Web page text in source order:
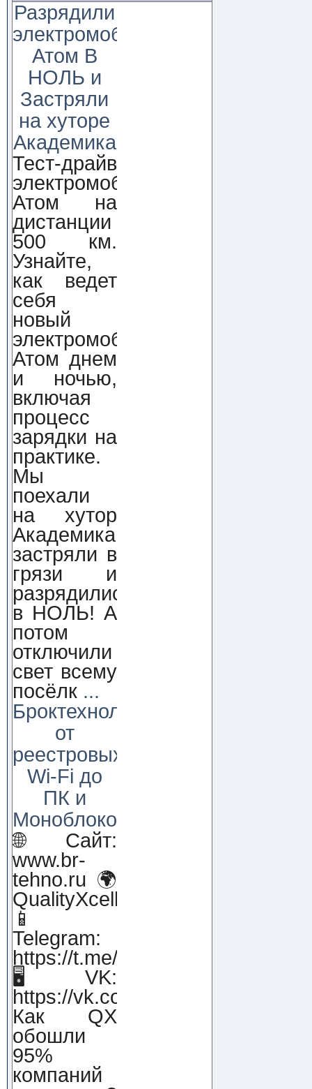
Разрядили
электромобиль
Атом В
НОЛЬ и
Застряли
на хуторе
Академика
Тест-драйв
электромобиля
Атом на
дистанции
500 км.
Узнайте,
как ведет
себя
новый
электромобиль
Атом днем
и ночью,
включая
процесс
зарядки на
практике.
Мы
поехали
на хутор
Академика,
застряли в
грязи и
разрядились
в НОЛЬ! А
потом
отключили
свет всему
посёлк ...
Броктехнолоджи:
от
реестровых
Wi-Fi до
ПК и
Моноблоков!
🌐 Сайт:
www.br-
tehno.ru 🌍
QualityXcellence.ru
📱
Telegram:
https://t.me/qx_lab_IT
🖥 VK:
https://vk.com/qualityxcellenc
Как QX
обошли
95%
компаний